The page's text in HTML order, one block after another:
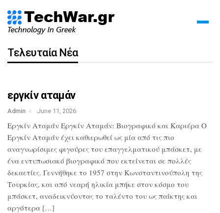
Τελευταία Νέα
εργκίν αταμάν
Admin June 11, 2026
Εργκίν Αταμάν Εργκίν Αταμάν: Βιογραφικό και Καριέρα Ο
Εργκίν Αταμάν έχει καθιερωθεί ως μία από τις πιο
αναγνωρίσιμες φιγούρες του επαγγελματικού μπάσκετ, με
ένα εντυπωσιακό βιογραφικό που εκτείνεται σε πολλές
δεκαετίες. Γεννήθηκε το 1957 στην Κωνσταντινούπολη της
Τουρκίας, και από νεαρή ηλικία μπήκε στον κόσμο του
μπάσκετ, αναδεικνύοντας το ταλέντο του ως παίκτης και
αργότερα […]